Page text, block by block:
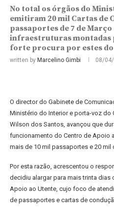
No total os órgãos do
emitiram 20 mil Cartas de
passaportes de 7 de Março
infraestruturas montadas
forte procura por estes
written by Marcelino Gimbi 08/
O director do Gabinete de
Ministério do Interior e porta-voz do
Wilson dos Santos, avançou que
funcionamento do Centro de Apoio
mais de 10 mil passaportes e 20 mil
Por esta razão, acrescentou o
decidiu alargar para mais trinta
Apoio ao Utente, cujo foco de
de passaportes e cartas de